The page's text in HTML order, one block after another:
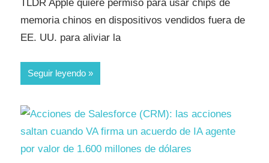
TLDR Apple quiere permiso para usar chips de
memoria chinos en dispositivos vendidos fuera de
EE. UU. para aliviar la
Seguir leyendo